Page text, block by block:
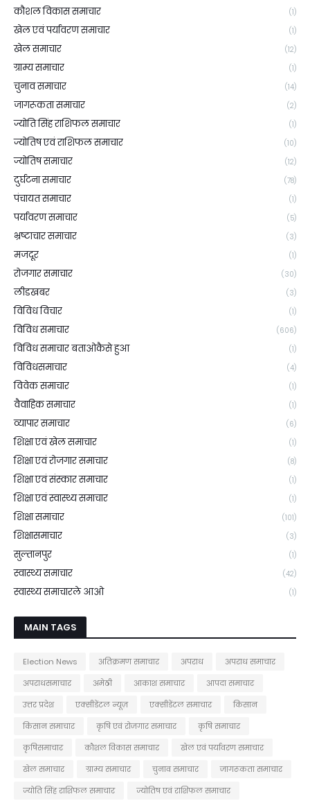
कौशल विकास समाचार (1)
खेल एवं पर्यावरण समाचार (1)
खेल समाचार (12)
ग्राम्य समाचार (1)
चुनाव समाचार (14)
जागरूकता समाचार (2)
ज्योति सिंह राशिफल समाचार (1)
ज्योतिष एवं राशिफल समाचार (10)
ज्योतिष समाचार (12)
दुर्घटना समाचार (78)
पंचायत समाचार (1)
पर्यावरण समाचार (5)
भ्रष्टाचार समाचार (3)
मजदूर (1)
रोजगार समाचार (30)
लीडखबर (3)
विविध विचार (1)
विविध समाचार (606)
विविध समाचार बताओकैसे हुआ (1)
विविधसमाचार (4)
विवेक समाचार (1)
वैवाहिक समाचार (1)
व्यापार समाचार (6)
शिक्षा एवं खेल समाचार (1)
शिक्षा एवं रोजगार समाचार (8)
शिक्षा एवं संस्कार समाचार (1)
शिक्षा एवं स्वास्थ्य समाचार (1)
शिक्षा समाचार (101)
शिक्षासमाचार (3)
सुल्तानपुर (1)
स्वास्थ्य समाचार (42)
स्वास्थ्य समाचारले आओ (1)
MAIN TAGS
Election News अतिक्रमण समाचार अपराध
अपराध समाचार
अपराधसमाचार
अमेठी आकाश समाचार
आपदा समाचार
उत्तर प्रदेश
एक्सीडेंटल न्यूज़ एक्सीडेंटल समाचार
किसान
किसान समाचार
कृषि एवं रोजगार समाचार
कृषि समाचार
कृषिसमाचार
कौशल विकास समाचार
खेल एवं पर्यावरण समाचार
खेल समाचार
ग्राम्य समाचार चुनाव समाचार
जागरूकता समाचार
ज्योति सिंह राशिफल समाचार
ज्योतिष एवं राशिफल समाचार